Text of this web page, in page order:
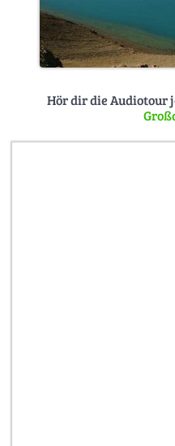
Hör dir die Audiotour